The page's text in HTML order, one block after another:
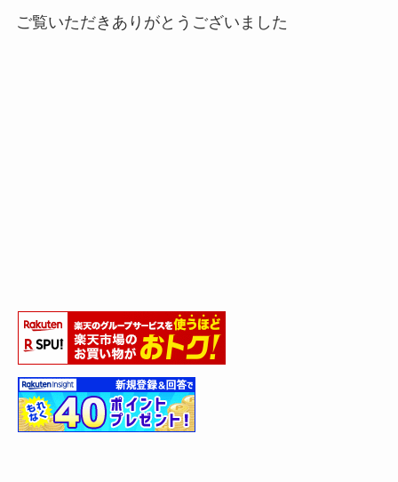
ご覧いただきありがとうございました